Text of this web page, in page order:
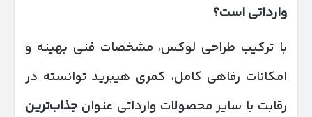
وارداتی است؟
با ترکیب طراحی لوکس، مشخصات فنی بهینه و
امکانات رفاهی کامل، کمری هیبرید توانسته در
رقابت با سایر محصولات وارداتی عنوانجذاب‌ترین